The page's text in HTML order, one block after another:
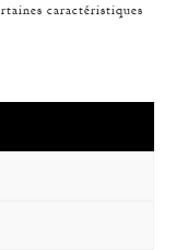
caractéristiques
1960